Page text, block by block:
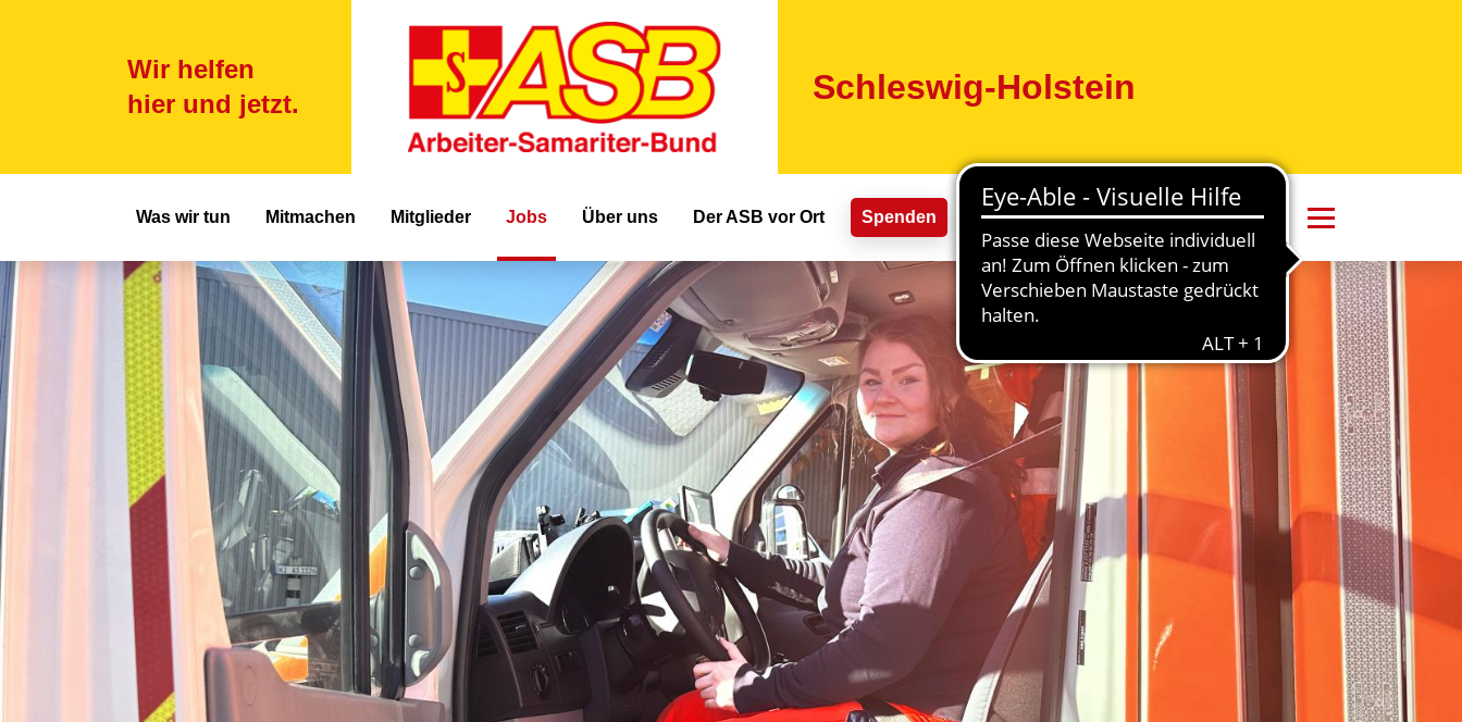
Wir helfen
hier und jetzt.
Schleswig-Holstein
Hauptnavigation
Was wir tun Mitmachen Mitglieder Jobs Über uns Der ASB vor Ort Spenden